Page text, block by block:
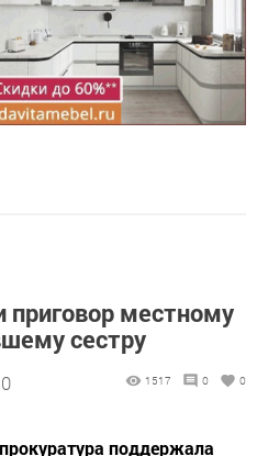
приговор местному
сестру
1517 0 0
поддержала